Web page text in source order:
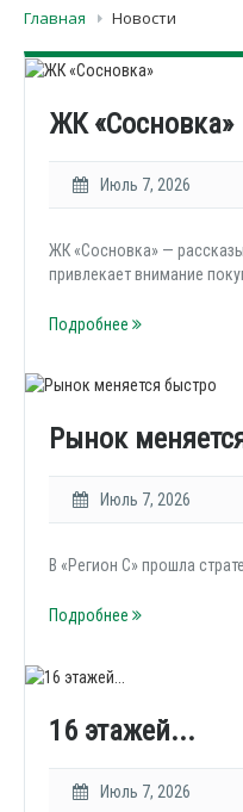
Главная Новости
ЖК «Сосновка»
Июль 7, 2026
ЖК «Сосновка» —
привлекает внимание
Подробнее
Рынок
Июль 7, 2026
В «Регион С» прошла
Подробнее
16 этажей...
Июль 7, 2026